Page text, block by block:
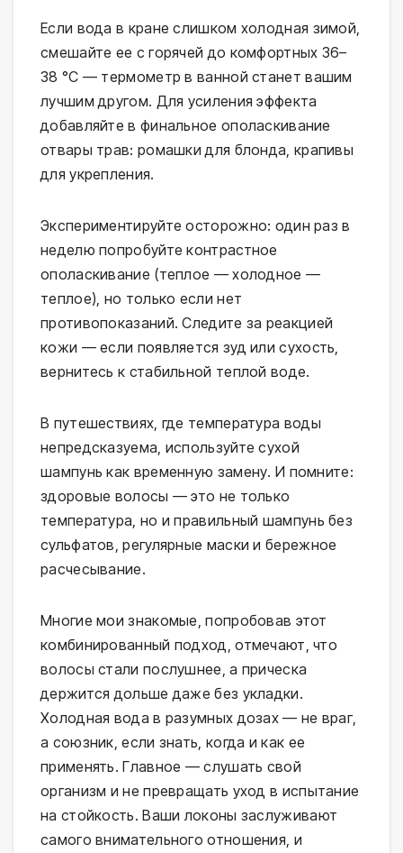
Если вода в кране слишком холодная зимой,
смешайте ее с горячей до комфортных 36–
38 °C — термометр в ванной станет вашим
лучшим другом. Для усиления эффекта
добавляйте в финальное ополаскивание
отвары трав: ромашки для блонда, крапивы
для укрепления.
Экспериментируйте осторожно: один раз в
неделю попробуйте контрастное
ополаскивание (теплое — холодное —
теплое), но только если нет
противопоказаний. Следите за реакцией
кожи — если появляется зуд или сухость,
вернитесь к стабильной теплой воде.
В путешествиях, где температура воды
непредсказуема, используйте сухой
шампунь как временную замену. И помните:
здоровые волосы — это не только
температура, но и правильный шампунь без
сульфатов, регулярные маски и бережное
расчесывание.
Многие мои знакомые, попробовав этот
комбинированный подход, отмечают, что
волосы стали послушнее, а прическа
держится дольше даже без укладки.
Холодная вода в разумных дозах — не враг,
а союзник, если знать, когда и как ее
применять. Главное — слушать свой
организм и не превращать уход в испытание
на стойкость. Ваши локоны заслуживают
самого внимательного отношения, и